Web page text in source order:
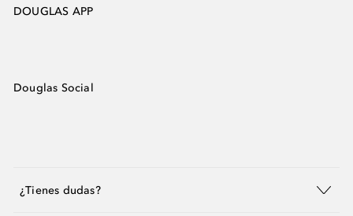
DOUGLAS APP
Douglas Social
¿Tienes dudas?